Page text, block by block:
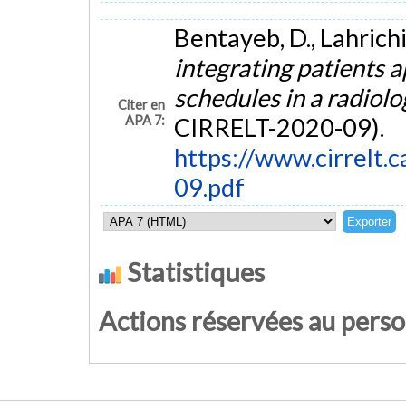
Citer en
APA 7:
Bentayeb, D.,
integrating patients
schedules in a
CIRRELT-2020-09).
https://
09.pdf
Statistiques
Actions réservées au